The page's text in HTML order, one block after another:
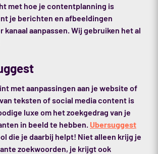
met hoe je contentplanning is
je berichten en afbeeldingen
kanaal aanpassen. Wij gebruiken het al
met aanpassingen aan je website of
teksten of social media content is
luxe om het zoekgedrag van je
in beeld te hebben. Ubersuggest
die je daarbij helpt! Niet alleen krijg je
zoekwoorden, je krijgt ook